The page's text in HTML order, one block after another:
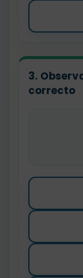
3.
correcto